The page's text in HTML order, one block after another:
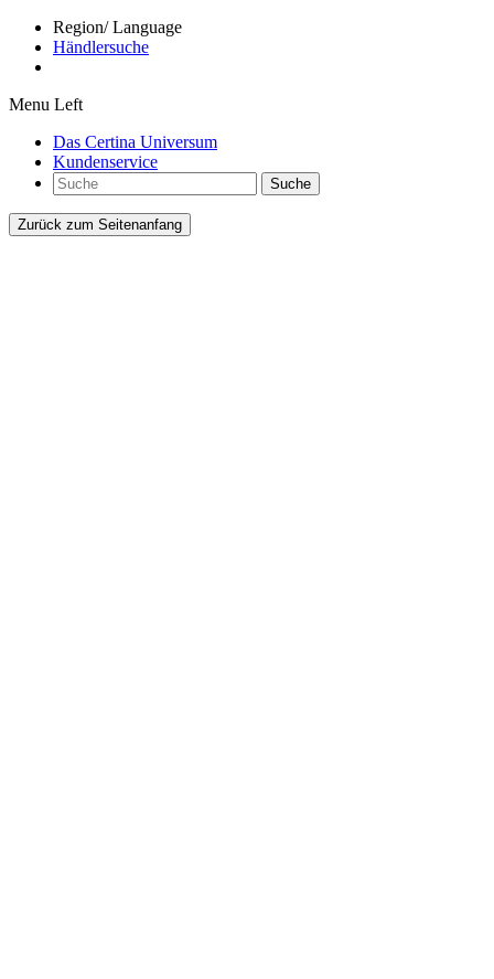
Region/ Language
Händlersuche
Menu Left
Das Certina Universum
Kundenservice
Suche
Zurück zum Seitenanfang